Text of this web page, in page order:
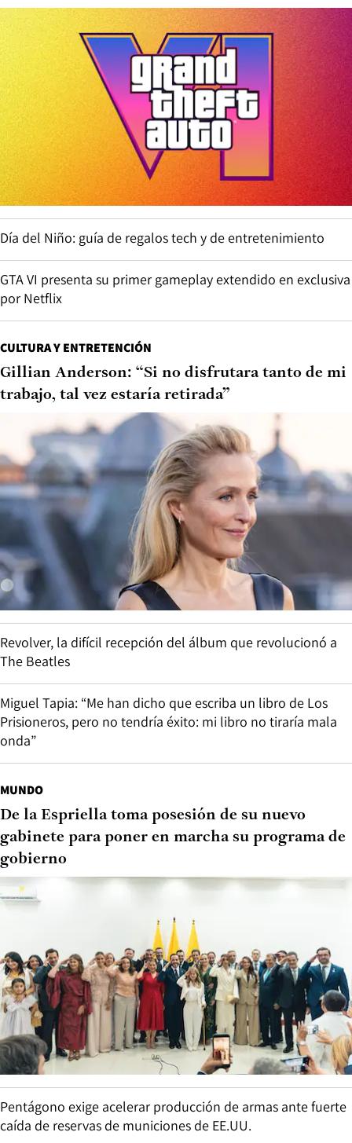
Día del Niño: guía de regalos tech y de entretenimiento
GTA VI presenta su primer gameplay extendido en exclusiva
por Netflix
CULTURA Y ENTRETENCIÓN
Gillian Anderson: “Si no disfrutara tanto de mi
trabajo, tal vez estaría retirada”
Revolver, la difícil recepción del álbum que revolucionó a
The Beatles
Miguel Tapia: “Me han dicho que escriba un libro de Los
Prisioneros, pero no tendría éxito: mi libro no tiraría mala
onda”
MUNDO
De la Espriella toma posesión de su nuevo
gabinete para poner en marcha su programa de
gobierno
Pentágono exige acelerar producción de armas ante fuerte
caída de reservas de municiones de EE.UU.